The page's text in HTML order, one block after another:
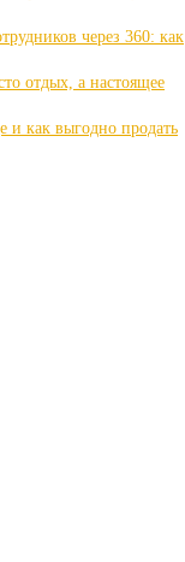
через 360: как
отдых, а настоящее
и как выгодно продать